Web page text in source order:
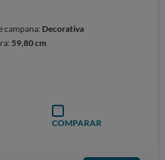
campana: Decorativa
59,80 cm
COMPARAR